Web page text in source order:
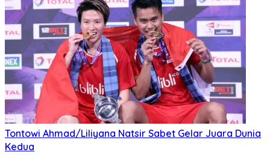
Tontowi Ahmad/Liliyana Natsir Sabet Gelar Juara Dunia
Kedua